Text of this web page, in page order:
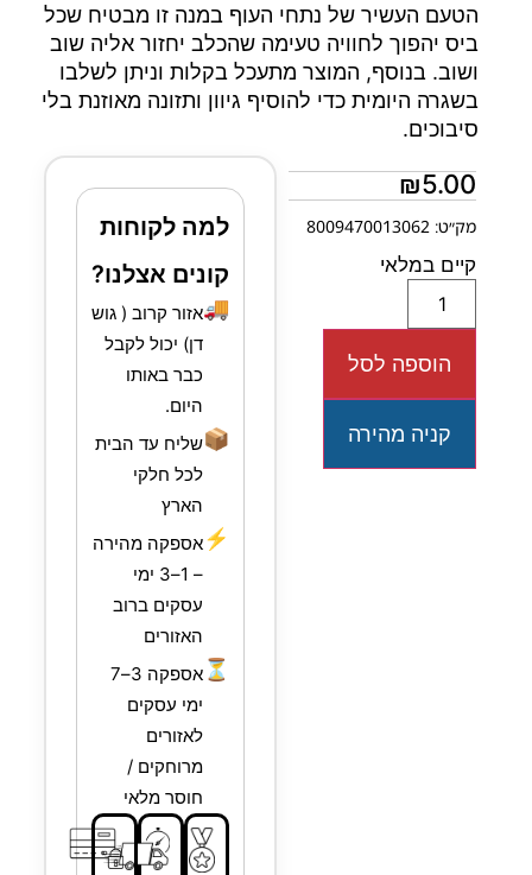
הטעם העשיר של נתחי העוף במנה זו מבטיח שכל
ביס יהפוך לחוויה טעימה שהכלב יחזור אליה שוב
ושוב. בנוסף, המוצר מתעכל בקלות וניתן לשלבו
בשגרה היומית כדי להוסיף גיוון ותזונה מאוזנת בלי
סיבוכים.
₪5.00
מק״ט: 8009470013062
קיים במלאי
הוספה לסל
קניה מהירה
למה לקוחות
קונים אצלנו?
🚚אזור קרוב ( גוש
דן) יכול לקבל
כבר באותו
היום.
📦שליח עד הבית
לכל חלקי
הארץ
⚡אספקה מהירה
– 1–3 ימי
עסקים ברוב
האזורים
⏳
אספקה 3–7
ימי עסקים
לאזורים
מרוחקים /
חוסר מלאי